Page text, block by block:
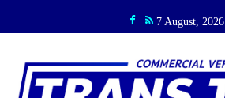
7 August, 2026